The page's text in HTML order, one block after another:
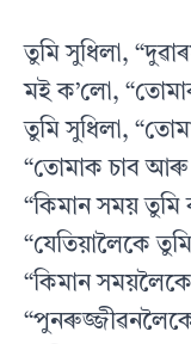
তুমি সুধিলা,
মই ক’লো,
তুমি সুধিলা,
“তোমাক চাব আৰু
“কিমান সময় তুমি
“যেতিয়ালৈকে তুমি
“কিমান